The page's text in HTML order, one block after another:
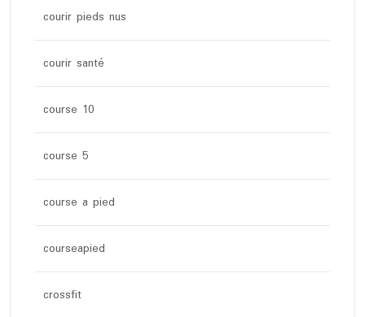
courir pieds nus
courir santé
course 10
course 5
course a pied
courseapied
crossfit